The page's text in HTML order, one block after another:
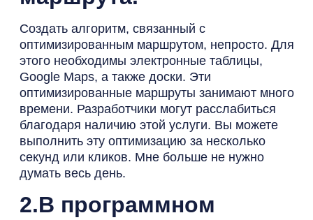
Создать алгоритм, связанный с
оптимизированным маршрутом, непросто. Для
этого необходимы электронные таблицы,
Google Maps, а также доски. Эти
оптимизированные маршруты занимают много
времени. Разработчики могут расслабиться
благодаря наличию этой услуги. Вы можете
выполнить эту оптимизацию за несколько
секунд или кликов. Мне больше не нужно
думать весь день.
2.В программном